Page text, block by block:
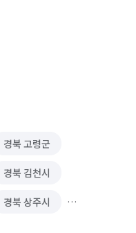
시공
톡/문자)
청소
소
경북 고령군
경북 김천시
경북 상주시